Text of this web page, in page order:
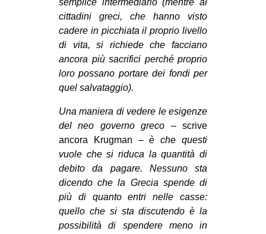
semplice intermediario (mentre ai
cittadini greci, che hanno visto
cadere in picchiata il proprio livello
di vita, si richiede che facciano
ancora più sacrifici perché proprio
loro possano portare dei fondi per
quel salvataggio).
Una maniera di vedere le esigenze
del neo governo greco – scrive
ancora Krugman – è che questi
vuole che si riduca la quantità di
debito da pagare. Nessuno sta
dicendo che la Grecia spende di
più di quanto entri nelle casse:
quello che si sta discutendo è la
possibilità di spendere meno in